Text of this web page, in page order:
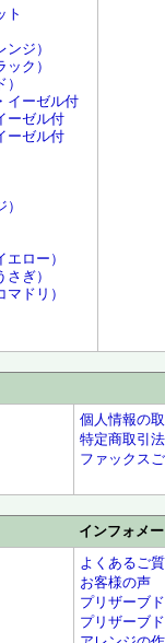
ト
ジ）
ク）
イーゼル付
ーゼル付
ーゼル付
ロー）
ぎ）
ドリ）
個人情報の
特定商取引
ファックス
インフォメ
よくあるご
お客様の声
プリザーブ
プリザーブ